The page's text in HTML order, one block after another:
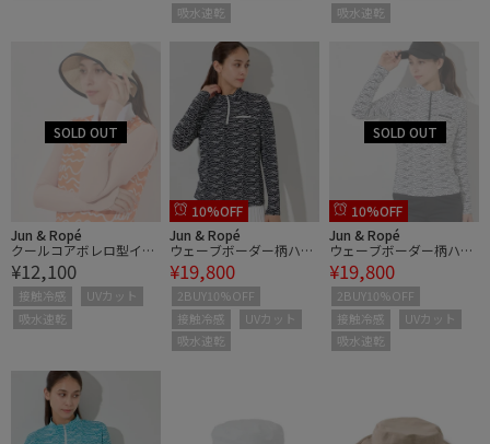
吸水速乾
吸水速乾
Jun & Ropé
クールコアボレロ型イン
ナー/UV・吸水速乾・接
触冷感
¥12,100
接触冷感
UVカット
吸水速乾
10%OFF
Jun & Ropé
ウェーブボーダー柄ハー
フジップ長袖プルオーバ
ー/UV・吸水速乾・接触
冷感
¥19,800
2BUY10%OFF
接触冷感
UVカット
吸水速乾
10%OFF
Jun & Ropé
ウェーブボーダー柄ハー
フジップ長袖プルオーバ
ー/UV・吸水速乾・接触
冷感
¥19,800
2BUY10%OFF
接触冷感
UVカット
吸水速乾